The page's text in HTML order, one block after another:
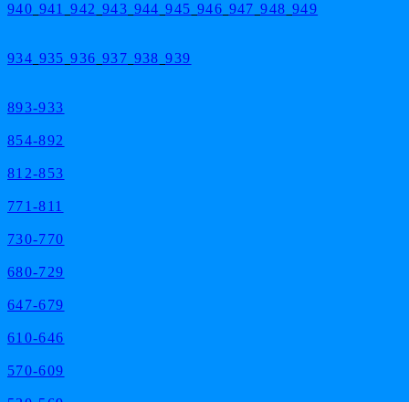
940 941 942 943 944 945 946 947 948 949
934 935 936 937 938 939
893-933
854-892
812-853
771-811
730-770
680-729
647-679
610-646
570-609